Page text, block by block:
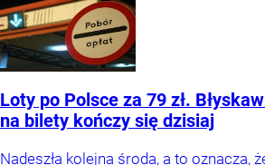
Loty po Polsce za 79 zł.
na bilety kończy się dzisiaj
Nadeszła kolejna środa, a to oznacza,